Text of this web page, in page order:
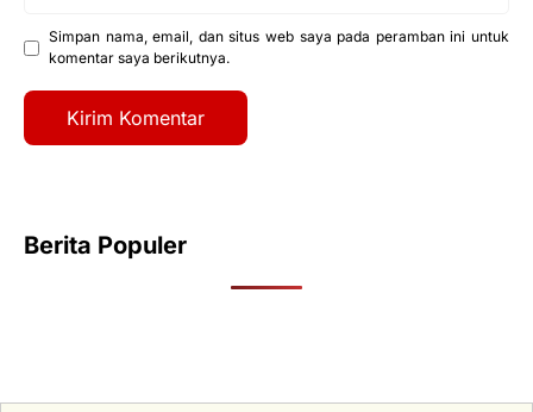
Simpan nama, email, dan situs web saya pada peramban ini untuk
komentar saya berikutnya.
Berita Populer